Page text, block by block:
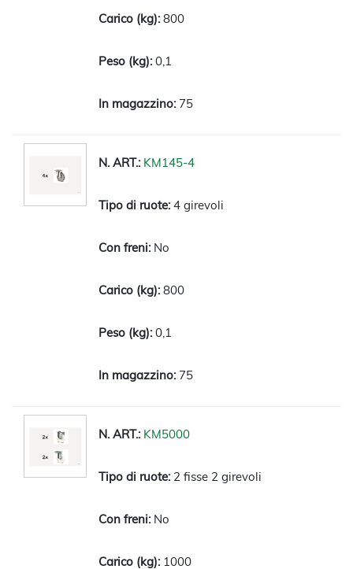
800
0,1
75
KM145-4
4 girevoli
No
800
0,1
75
KM5000
2 fisse 2 girevoli
No
1000